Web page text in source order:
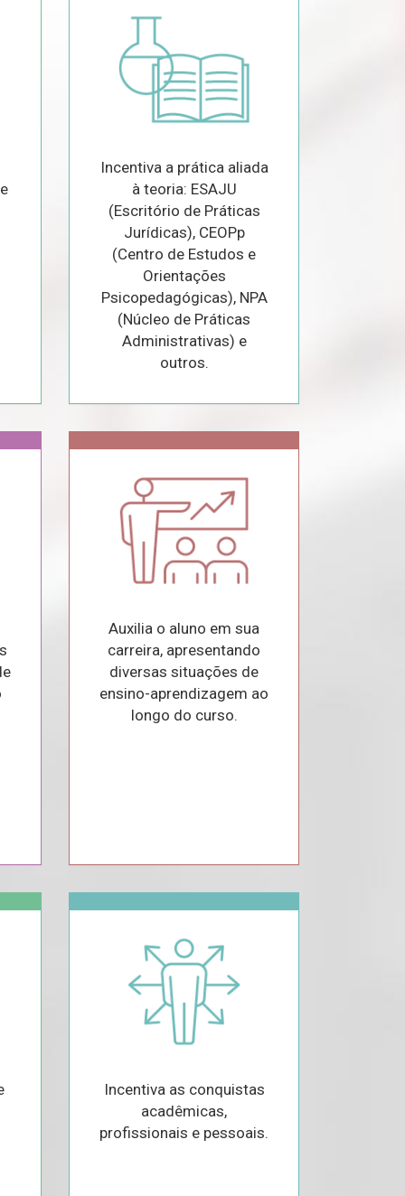
Incentiva a prática aliada
à teoria: ESAJU
(Escritório de Práticas
Jurídicas), CEOPp
(Centro de Estudos e
Orientações
Psicopedagógicas), NPA
(Núcleo de Práticas
Administrativas) e
outros.
Auxilia o aluno em sua
carreira, apresentando
diversas situações de
ensino-aprendizagem ao
longo do curso.
Incentiva as conquistas
acadêmicas,
profissionais e pessoais.